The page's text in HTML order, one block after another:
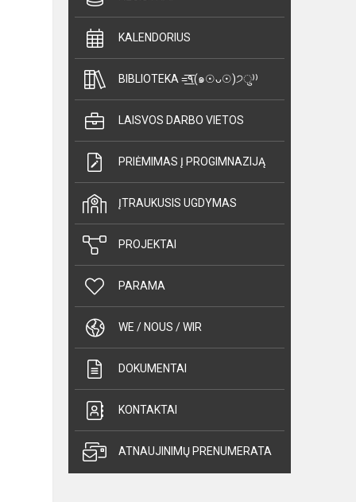
KALENDORIUS
BIBLIOTEKA =͟͟͞͞٩(๑☉ᴗ☉)੭ु⁾⁾
LAISVOS DARBO VIETOS
PRIĖMIMAS Į PROGIMNAZIJĄ
ĮTRAUKUSIS UGDYMAS
PROJEKTAI
PARAMA
WE / NOUS / WIR
DOKUMENTAI
KONTAKTAI
ATNAUJINIMŲ PRENUMERATA